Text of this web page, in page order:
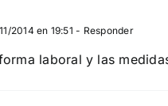
2014 en 19:51 - Responder
laboral y las